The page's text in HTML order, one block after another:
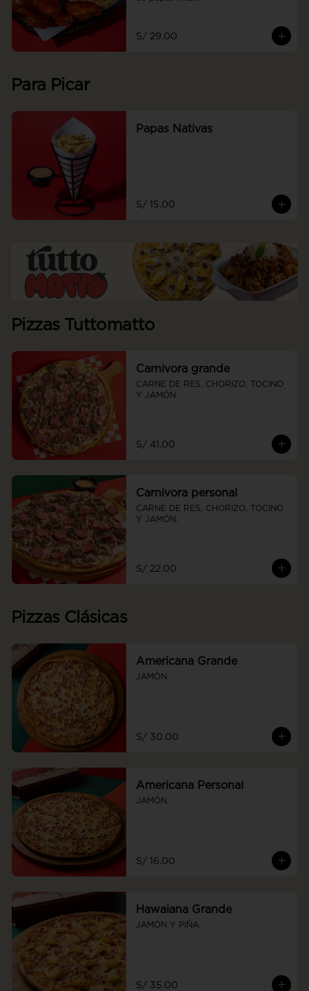
S/ 29.00
Para Picar
Papas Nativas
S/ 15.00
Pizzas Tuttomatto
Carnivora grande
CARNE DE RES, CHORIZO, TOCINO
Y JAMÓN.
S/ 41.00
Carnivora personal
CARNE DE RES, CHORIZO, TOCINO
Y JAMÓN.
S/ 22.00
Pizzas Clásicas
Americana Grande
JAMÓN.
S/ 30.00
Americana Personal
JAMÓN.
S/ 16.00
Hawaiana Grande
JAMÓN Y PIÑA.
S/ 35.00